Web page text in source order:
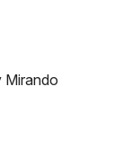
Mirando